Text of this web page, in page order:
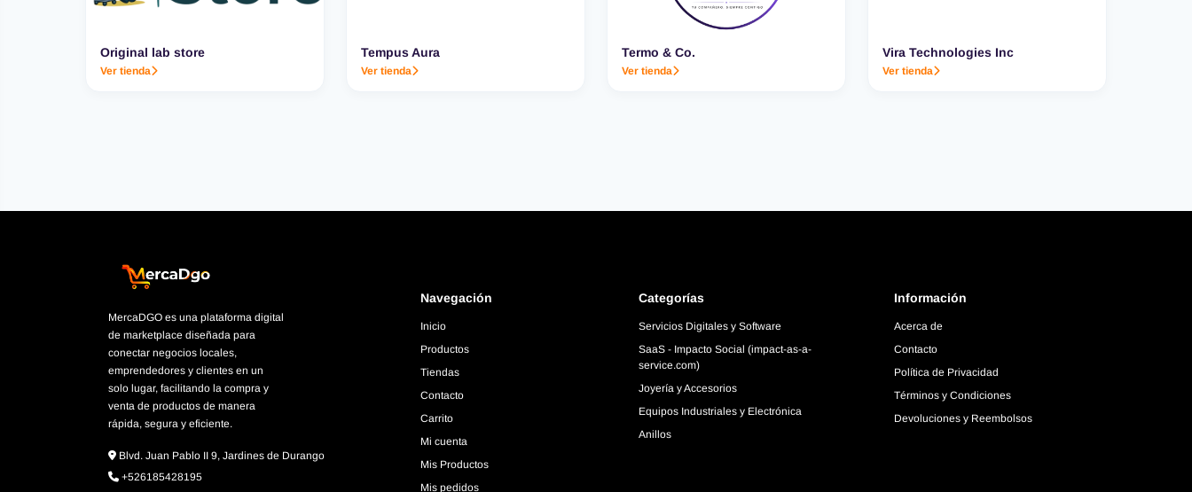
Original lab store
Ver tienda
Tempus Aura
Ver tienda
Termo & Co.
Ver tienda
Vira Technologies Inc
Ver tienda
MercaDGO es una plataforma digital
de marketplace diseñada para
conectar negocios locales,
emprendedores y clientes en un
solo lugar, facilitando la compra y
venta de productos de manera
rápida, segura y eficiente.
Blvd. Juan Pablo II 9, Jardines de Durango
+526185428195
Navegación
Inicio
Productos
Tiendas
Contacto
Carrito
Mi cuenta
Mis Productos
Mis pedidos
Categorías
Servicios Digitales y Software
SaaS - Impacto Social (impact-as-a-
service.com)
Joyería y Accesorios
Equipos Industriales y Electrónica
Anillos
Información
Acerca de
Contacto
Política de Privacidad
Términos y Condiciones
Devoluciones y Reembolsos